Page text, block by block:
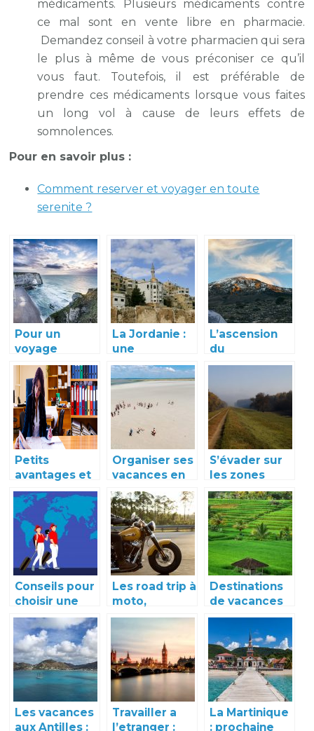
médicaments. Plusieurs médicaments contre
ce mal sont en vente libre en pharmacie.
Demandez conseil à votre pharmacien qui sera
le plus à même de vous préconiser ce qu’il
vous faut. Toutefois, il est préférable de
prendre ces médicaments lorsque vous faites
un long vol à cause de leurs effets de
somnolences.
Pour en savoir plus :
Comment reserver et voyager en toute
serenite ?
Pour un
voyage
insolite en
France
La Jordanie :
une
destination de
choix ?
L’ascension
du
Kilimandjaro,
d’une vie ?
Petits
avantages et
inconvénients
d’un voyage
en Indonésie
Organiser ses
vacances en
Normandie,
comment s’y
prendre ?
S’évader sur
les zones
forestières
vertes
Conseils pour
choisir une
destination
pour votre
prochain
voyage
Les road trip à
moto,
pourquoi
devriez-vous
l’essayer ?
Destinations
de vacances
en campagne
asiatique
Les vacances
aux Antilles :
Travailler a
l’etranger :
La Martinique
: prochaine